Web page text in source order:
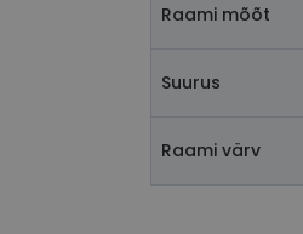
Raami mõõt
Suurus
Raami värv